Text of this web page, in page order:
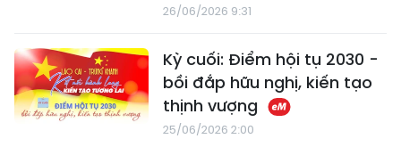
26/06/2026 9:31
Kỳ cuối: Điểm hội tụ 2030 -
bồi đắp hữu nghị, kiến tạo
thịnh vượng
25/06/2026 2:00